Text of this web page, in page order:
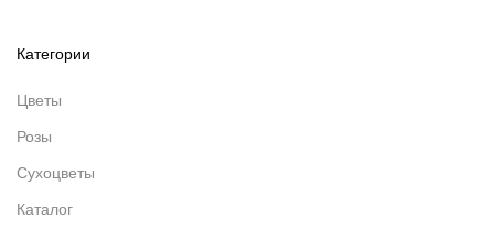
Категории
Цветы
Розы
Сухоцветы
Каталог